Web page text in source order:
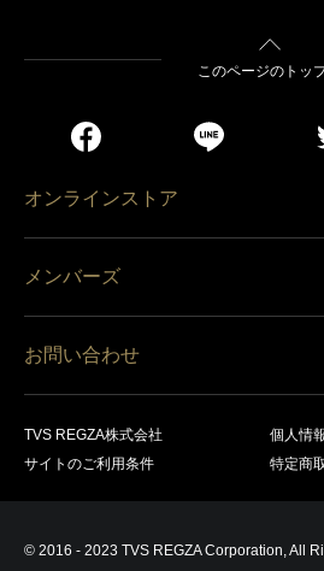
このページのトッ
オンラインストア
営業日カレンダー
メンバーズ
会員規約
商品登録
お問い合わせ
TVS REGZA株式会社
個人情
サイトのご利用条件
特定商
© 2016 - 2023 TVS REGZA Corporation, All